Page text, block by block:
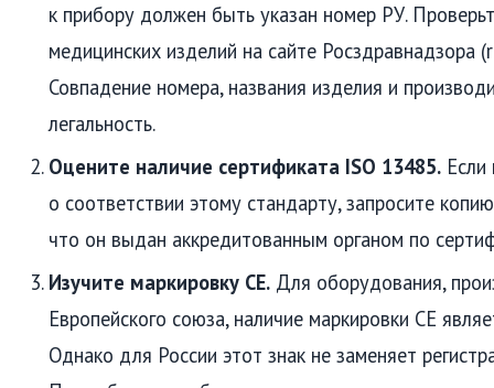
к прибору должен быть указан номер РУ.
медицинских изделий на сайте Росздравнадзора
Совпадение номера, названия изделия и
легальность.
Оцените наличие сертификата ISO 13485. Если
о соответствии этому стандарту, запросите
что он выдан аккредитованным органом по
Изучите маркировку CE. Для оборудования,
Европейского союза, наличие маркировки CE
Однако для России этот знак не заменяет